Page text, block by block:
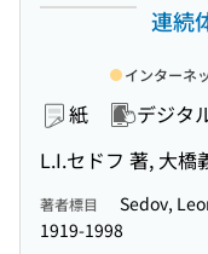
連続
紙 デジタ
L.I.セドフ 著, 大橋
インターネ
著者標目 Sedov,
1919-1998